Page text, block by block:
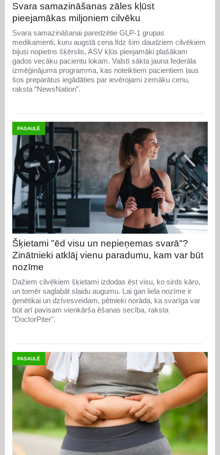
Svara samazināšanas zāles kļūst
pieejamākas miljoniem cilvēku
Svara samazināšanai paredzētie GLP-1 grupas
medikamenti, kuru augstā cena līdz šim daudziem cilvēkiem
bijusi nopietns šķērslis, ASV kļūs pieejamāki plašākam
gados vecāku pacientu lokam. Valstī sākta jauna federāla
izmēģinājuma programma, kas noteiktiem pacientiem ļaus
šos preparātus iegādāties par ievērojami zemāku cenu,
raksta “NewsNation”.
PASAULĒ
Šķietami "ēd visu un nepieņemas svarā"?
Zinātnieki atklāj vienu paradumu, kam var būt
nozīme
Dažiem cilvēkiem šķietami izdodas ēst visu, ko sirds kāro,
un tomēr saglabāt slaidu augumu. Lai gan liela nozīme ir
ģenētikai un dzīvesveidam, pētnieki norāda, ka svarīga var
būt arī pavisam vienkārša ēšanas secība, raksta
"DoctorPiter".
PASAULĒ